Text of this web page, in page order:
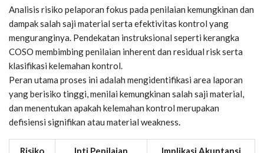
Analisis risiko pelaporan fokus pada penilaian kemungkinan dan
dampak salah saji material serta efektivitas kontrol yang
menguranginya. Pendekatan instruksional seperti kerangka
COSO membimbing penilaian inherent dan residual risk serta
klasifikasi kelemahan kontrol.
Peran utama proses ini adalah mengidentifikasi area laporan
yang berisiko tinggi, menilai kemungkinan salah saji material,
dan menentukan apakah kelemahan kontrol merupakan
defisiensi signifikan atau material weakness.
Risiko Inti Penilaian Implikasi Akuntansi